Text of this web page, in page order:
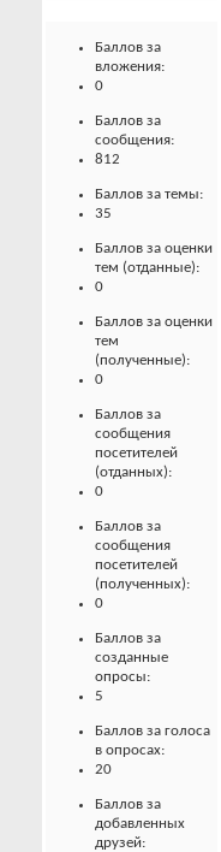
Баллов за
вложения:
0
Баллов за
сообщения:
812
Баллов за темы:
35
Баллов за оценки
тем (отданные):
0
Баллов за оценки
тем
(полученные):
0
Баллов за
сообщения
посетителей
(отданных):
0
Баллов за
сообщения
посетителей
(полученных):
0
Баллов за
созданные
опросы:
5
Баллов за голоса
в опросах:
20
Баллов за
добавленных
друзей: